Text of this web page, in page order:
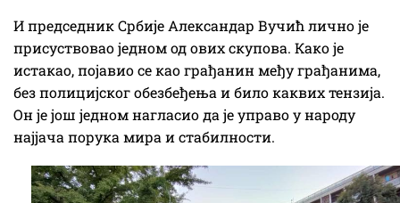
И председник Србије Александар Вучић лично је
присуствовао једном од ових скупова. Како је
истакао, појавио се као грађанин међу грађанима,
без полицијског обезбеђења и било каквих тензија.
Он је још једном нагласио да је управо у народу
најјача порука мира и стабилности.